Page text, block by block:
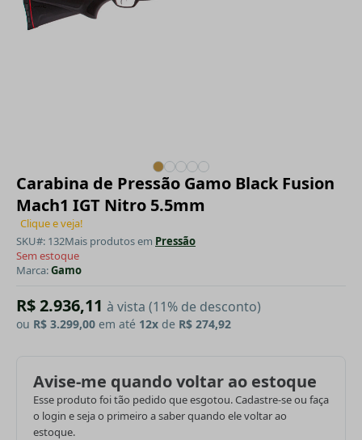
Carabina de Pressão Gamo Black Fusion
Mach1 IGT Nitro 5.5mm
Clique e veja!
SKU#: 132Mais produtos em Pressão
Sem estoque
Marca:Gamo
R$ 2.936,11 à vista (11% de desconto)
ou R$ 3.299,00 em até 12x de R$ 274,92
Avise-me quando voltar ao estoque
Esse produto foi tão pedido que esgotou. Cadastre-se ou faça
o login e seja o primeiro a saber quando ele voltar ao
estoque.